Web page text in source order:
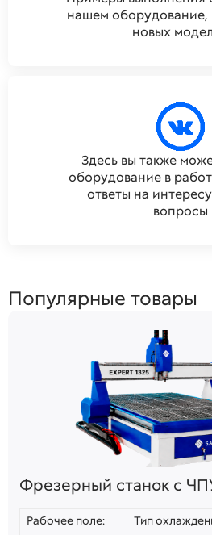
нашем оборудование,
новых
Здесь вы также
оборудование в
ответы на
вопросы
Популярные товары
Фрезерный станок с
Рабочее поле: Тип